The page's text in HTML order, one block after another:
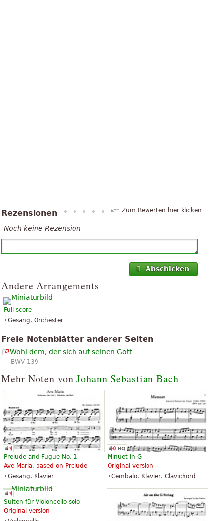
Rezensionen Zum Bewerten hier klicken
Noch keine Rezension
Abschicken
Andere Arrangements
Full score
Gesang, Orchester
Freie Notenblätter anderer Seiten
Wohl dem, der sich auf seinen Gott
BWV 139
Mehr Noten von Johann Sebastian Bach
Prelude and Fugue No. 1
Ave Maria, based on Prelude
Gesang, Klavier
Minuet in G
Original version
Cembalo, Klavier, Clavichord
Suiten für Violoncello solo
Original version